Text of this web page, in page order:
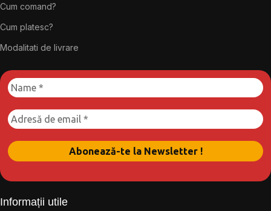
Cum comand?
Cum platesc?
Modalitati de livrare
Informații utile